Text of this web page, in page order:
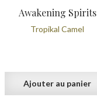
Awakening Spirits
Tropikal Camel
Ajouter au panier